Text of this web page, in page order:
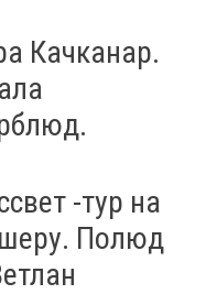
Качканар.
-тур на
Полюд